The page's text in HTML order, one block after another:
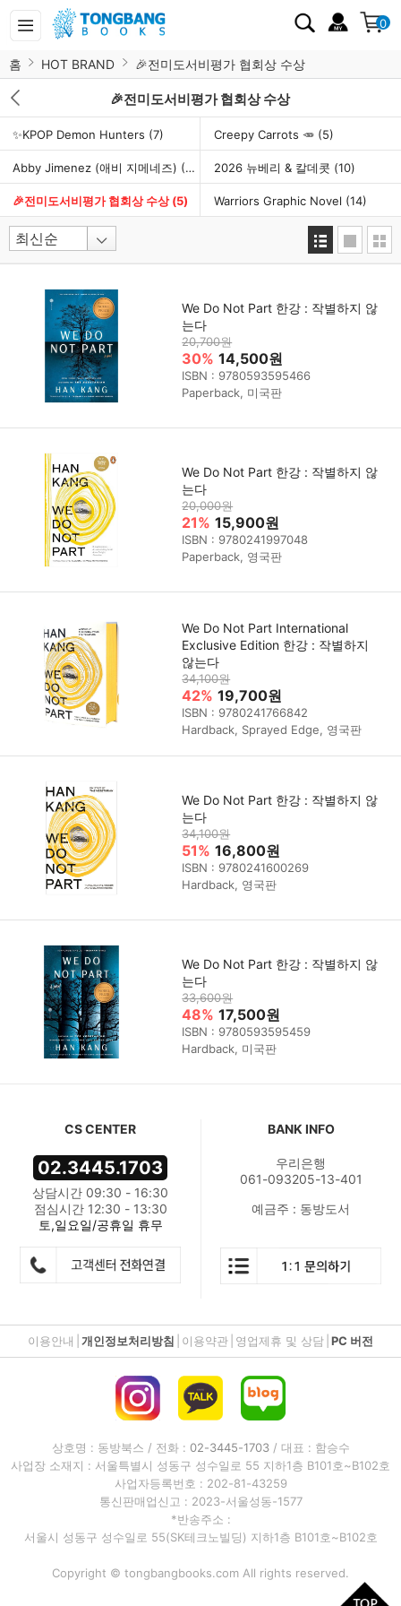
0
홈 HOT BRAND 🎉전미도서비평가 협회상 수상
🎉전미도서비평가 협회상 수상
✨KPOP Demon Hunters (7) Creepy Carrots 🥕 (5)
Abby Jimenez (애비 지메네즈) (7) 2026 뉴베리 & 칼데콧 (10)
🎉전미도서비평가 협회상 수상(5) Warriors Graphic Novel (14)
We Do Not Part 한강 : 작별하지 않
는다
20,700원
30% 14,500원
ISBN : 9780593595466
Paperback, 미국판
We Do Not Part 한강 : 작별하지 않
는다
20,000원
21% 15,900원
ISBN : 9780241997048
Paperback, 영국판
We Do Not Part International
Exclusive Edition 한강 : 작별하지
않는다
34,100원
42% 19,700원
ISBN : 9780241766842
Hardback, Sprayed Edge, 영국판
We Do Not Part 한강 : 작별하지 않
는다
34,100원
51% 16,800원
ISBN : 9780241600269
Hardback, 영국판
We Do Not Part 한강 : 작별하지 않
는다
33,600원
48% 17,500원
ISBN : 9780593595459
Hardback, 미국판
CS CENTER
02.3445.1703
상담시간 09:30 - 16:30
점심시간 12:30 - 13:30
토,일요일/공휴일 휴무
BANK INFO
우리은행
061-093205-13-401
예금주 : 동방도서
이용안내 개인정보처리방침 이용약관 영업제휴 및 상담 PC 버전
상호명 : 동방북스 / 전화 : 02-3445-1703/ 대표 : 함승수
사업장 소재지 : 서울특별시 성동구 성수일로 55 지하1층 B101호~B102호
사업자등록번호 : 202-81-43259
통신판매업신고 : 2023-서울성동-1577
*반송주소 :
서울시 성동구 성수일로 55(SK테크노빌딩) 지하1층 B101호~B102호
Copyright © tongbangbooks.com All rights reserved.